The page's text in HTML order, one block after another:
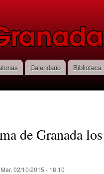
Calendario
Biblioteca
de Granada
02/10/2015 - 18:10